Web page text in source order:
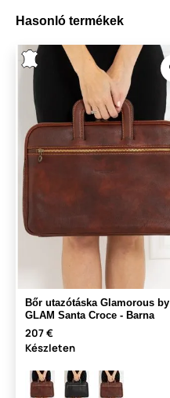
Hasonló termékek
Bőr utazótáska Glamorous by
GLAM Santa Croce - Barna
207 €
Készleten